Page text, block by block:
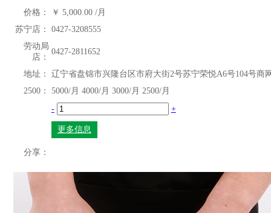
价格： ￥ 5,000.00 /月
苏宁店：
0427-3208555
劳动局
店：
0427-2811652
地址：
辽宁省盘锦市兴隆台区市府大街2号苏宁荣悦A6号104号商
2500：
5000/月 4000/月 3000/月 2500/月
-
+
更多信息
分享：